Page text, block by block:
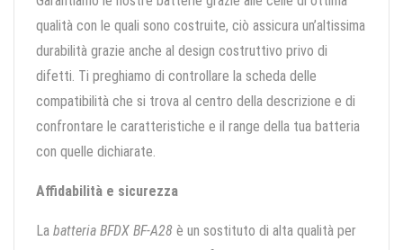
qualità con le quali sono costruite, ciò assicura un’altissima
durabilità grazie anche al design costruttivo privo di
difetti. Ti preghiamo di controllare la scheda delle
compatibilità che si trova al centro della descrizione e di
confrontare le caratteristiche e il range della tua batteria
con quelle dichiarate.
Affidabilità e sicurezza
La batteria BFDX BF-A28 è un sostituto di alta qualità per